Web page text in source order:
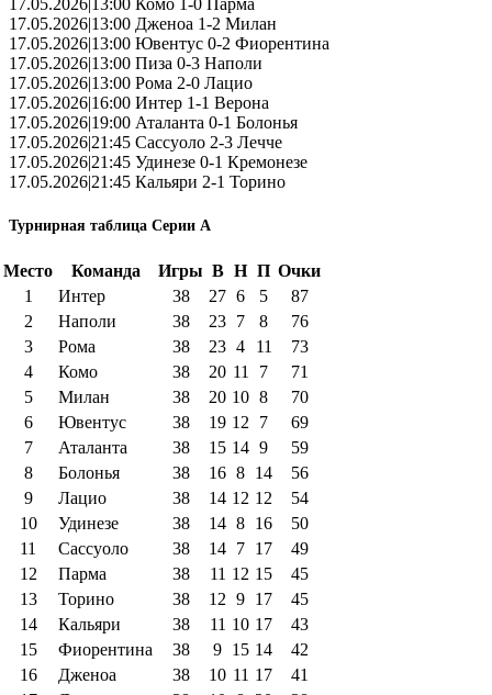
17.05.2026|13:00 Дженоа 1-2 Милан
17.05.2026|13:00 Ювентус 0-2 Фиорентина
17.05.2026|13:00 Пиза 0-3 Наполи
17.05.2026|13:00 Рома 2-0 Лацио
17.05.2026|16:00 Интер 1-1 Верона
17.05.2026|19:00 Аталанта 0-1 Болонья
17.05.2026|21:45 Сассуоло 2-3 Лечче
17.05.2026|21:45 Удинезе 0-1 Кремонезе
17.05.2026|21:45 Кальяри 2-1 Торино
Турнирная таблица Серии А
Место Команда Игры В Н П Очки
1
Интер 38 27 6 5
87
2
Наполи 38 23 7 8
76
3
Рома 38 23 4 11
73
4
Комо 38 20 11 7
71
5
Милан 38 20 10 8
70
6
Ювентус 38 19 12 7
69
7
Аталанта 38 15 14 9
59
8
Болонья 38 16 8 14
56
9
Лацио 38 14 12 12
54
10
Удинезе 38 14 8 16
50
11
Сассуоло 38 14 7 17
49
12
Парма 38 11 12 15
45
13
Торино 38 12 9 17
45
14
Кальяри 38 11 10 17
43
15
Фиорентина 38 9 15 14
42
16
Дженоа 38 10 11 17
41